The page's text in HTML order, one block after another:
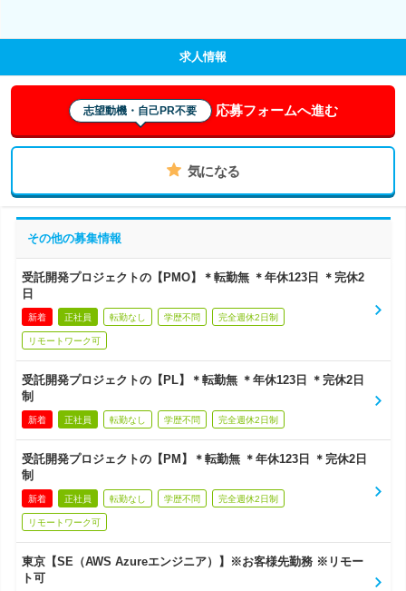
求人情報
志望動機・自己PR不要 応募フォームへ進む
気になる
その他の募集情報
受託開発プロジェクトの【PMO】＊転勤無 ＊年休123日 ＊完休2
日
新着 正社員 転勤なし 学歴不問 完全週休2日制
リモートワーク可
受託開発プロジェクトの【PL】＊転勤無 ＊年休123日 ＊完休2日
制
新着 正社員 転勤なし 学歴不問 完全週休2日制
受託開発プロジェクトの【PM】＊転勤無 ＊年休123日 ＊完休2日
制
新着 正社員 転勤なし 学歴不問 完全週休2日制
リモートワーク可
東京【SE（AWS Azureエンジニア）】※お客様先勤務 ※リモー
ト可